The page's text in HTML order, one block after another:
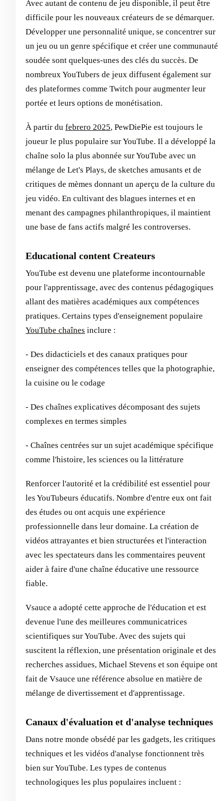
Avec autant de contenu de jeu disponible, il peut être
difficile pour les nouveaux créateurs de se démarquer.
Développer une personnalité unique, se concentrer sur
un jeu ou un genre spécifique et créer une communauté
soudée sont quelques-unes des clés du succès. De
nombreux YouTubers de jeux diffusent également sur
des plateformes comme Twitch pour augmenter leur
portée et leurs options de monétisation.
À partir du febrero 2025, PewDiePie est toujours le
joueur le plus populaire sur YouTube. Il a développé la
chaîne solo la plus abonnée sur YouTube avec un
mélange de Let's Plays, de sketches amusants et de
critiques de mèmes donnant un aperçu de la culture du
jeu vidéo. En cultivant des blagues internes et en
menant des campagnes philanthropiques, il maintient
une base de fans actifs malgré les controverses.
Educational content Createurs
YouTube est devenu une plateforme incontournable
pour l'apprentissage, avec des contenus pédagogiques
allant des matières académiques aux compétences
pratiques. Certains types d'enseignement populaire
YouTube chaînes inclure :
- Des didacticiels et des canaux pratiques pour
enseigner des compétences telles que la photographie,
la cuisine ou le codage
- Des chaînes explicatives décomposant des sujets
complexes en termes simples
- Chaînes centrées sur un sujet académique spécifique
comme l'histoire, les sciences ou la littérature
Renforcer l'autorité et la crédibilité est essentiel pour
les YouTubeurs éducatifs. Nombre d'entre eux ont fait
des études ou ont acquis une expérience
professionnelle dans leur domaine. La création de
vidéos attrayantes et bien structurées et l'interaction
avec les spectateurs dans les commentaires peuvent
aider à faire d'une chaîne éducative une ressource
fiable.
Vsauce a adopté cette approche de l'éducation et est
devenue l'une des meilleures communicatrices
scientifiques sur YouTube. Avec des sujets qui
suscitent la réflexion, une présentation originale et des
recherches assidues, Michael Stevens et son équipe ont
fait de Vsauce une référence absolue en matière de
mélange de divertissement et d'apprentissage.
Canaux d'évaluation et d'analyse techniques
Dans notre monde obsédé par les gadgets, les critiques
techniques et les vidéos d'analyse fonctionnent très
bien sur YouTube. Les types de contenus
technologiques les plus populaires incluent :